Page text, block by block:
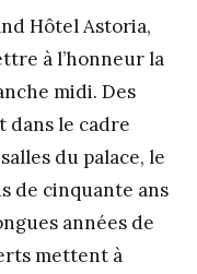
Hôtel Astoria,
à l’honneur la
midi. Des
dans le cadre
du palace, le
de cinquante ans
années de
mettent à